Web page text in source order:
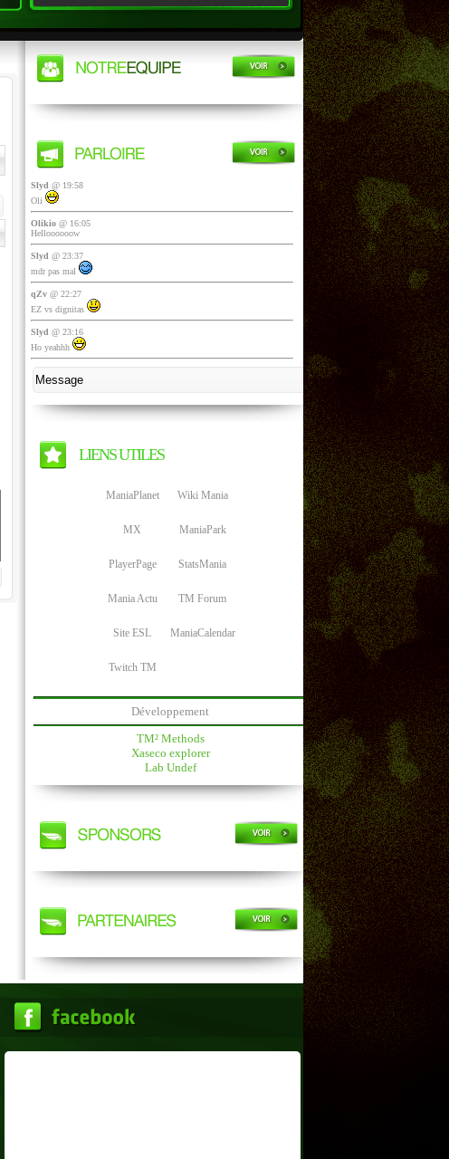
Slyd @ 19:58
Oli
Olikio@ 16:05
Helloooooow
Slyd @ 23:37
mdr pas mal
qZv@ 22:27
EZ vs dignitas
Slyd @ 23:16
Ho yeahhh
LIENS UTILES
ManiaPlanet Wiki Mania
MX ManiaPark
PlayerPage StatsMania
Mania Actu TM Forum
Site ESL ManiaCalendar
Twitch TM
Développement
TM² Methods
Xaseco explorer
Lab Undef